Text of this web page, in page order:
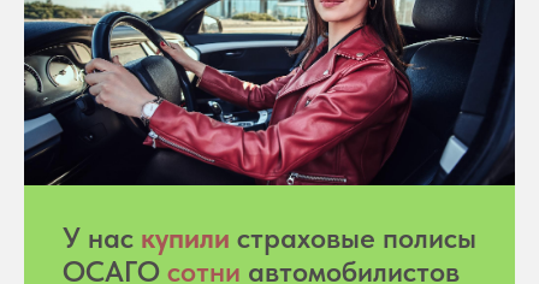
У нас купили страховые полисы
ОСАГО сотни автомобилистов